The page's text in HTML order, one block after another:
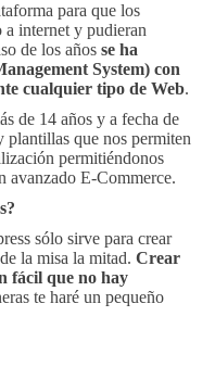
para que los
internet y pudieran
de los años se ha
System) con
cualquier tipo de Web.
de 14 años y a fecha de
que nos permiten
permitiéndonos
avanzado E-Commerce.
sólo sirve para crear
la misa la mitad. Crear
fácil que no hay
te haré un pequeño